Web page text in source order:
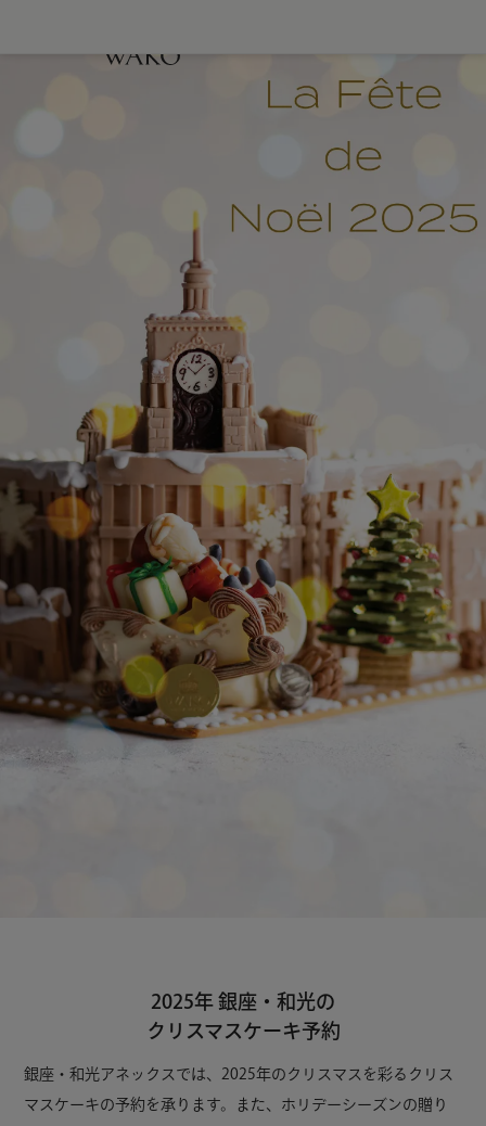
2025年 銀座・和光の
クリスマスケーキ予約
銀座・和光アネックスでは、2025年のクリスマスを彩るクリス
マスケーキの予約を承ります。また、ホリデーシーズンの贈り